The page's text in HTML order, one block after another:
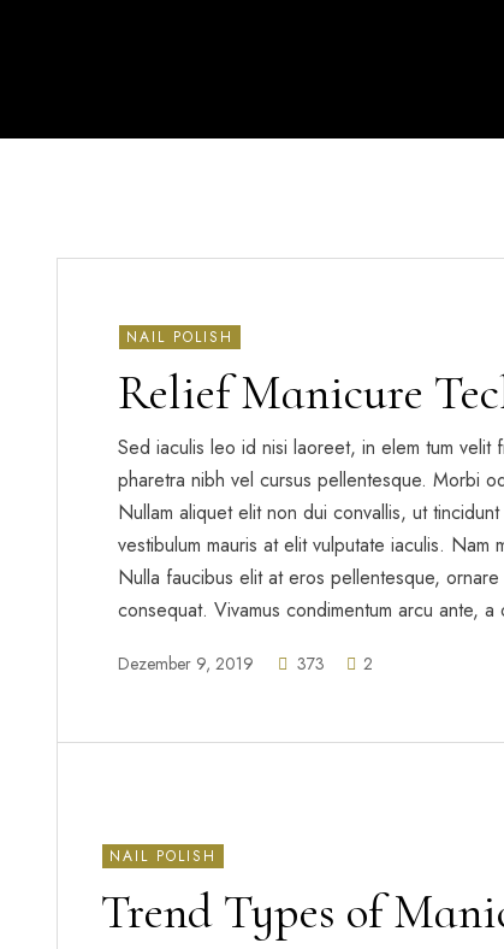
NAIL POLISH
Relief Manicure
Sed iaculis leo id nisi laoreet, in elem tum
pharetra nibh vel cursus pellentesque. Morbi
Nullam aliquet elit non dui convallis, ut
vestibulum mauris at elit vulputate iaculis.
Nulla faucibus elit at eros pellentesque,
consequat. Vivamus condimentum arcu ante,
Dezember 9, 2019 373 2
NAIL POLISH
Trend Types of